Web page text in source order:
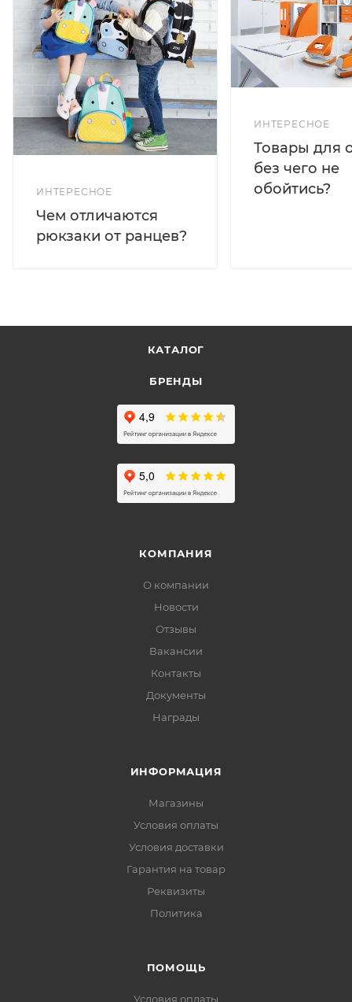
ИНТЕРЕСНОЕ
Чем отличаются
рюкзаки от ранцев?
ИНТЕРЕСНОЕ
Товары для
без чего не
обойтись?
КАТАЛОГ
БРЕНДЫ
КОМПАНИЯ
О компании
Новости
Отзывы
Вакансии
Контакты
Документы
Награды
ИНФОРМАЦИЯ
Магазины
Условия оплаты
Условия доставки
Гарантия на товар
Реквизиты
Политика
ПОМОЩЬ
Условия оплаты